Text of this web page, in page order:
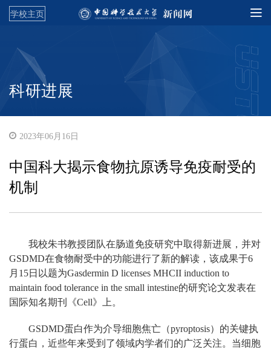
学校主页
科研进展
2023年06月16日
中国科大揭示食物抗原诱导免疫耐受的
机制
我校朱书教授团队在肠道免疫研究中取得新进展，并对
GSDMD在食物耐受中的功能进行了新的解读，该成果于6
月15日以题为Gasdermin D licenses MHCII induction to
maintain food tolerance in the small intestine的研究论文发表在
国际知名期刊《Cell》上。
GSDMD蛋白作为介导细胞焦亡（pyroptosis）的关键执
行蛋白，近些年来受到了领域内学者们的广泛关注。当细胞